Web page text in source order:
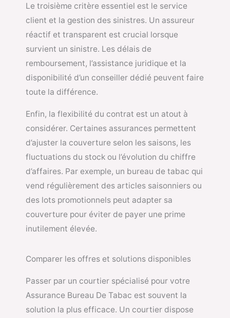
Le troisième critère essentiel est le service
client et la gestion des sinistres. Un assureur
réactif et transparent est crucial lorsque
survient un sinistre. Les délais de
remboursement, l’assistance juridique et la
disponibilité d’un conseiller dédié peuvent faire
toute la différence.
Enfin, la flexibilité du contrat est un atout à
considérer. Certaines assurances permettent
d’ajuster la couverture selon les saisons, les
fluctuations du stock ou l’évolution du chiffre
d’affaires. Par exemple, un bureau de tabac qui
vend régulièrement des articles saisonniers ou
des lots promotionnels peut adapter sa
couverture pour éviter de payer une prime
inutilement élevée.
Comparer les offres et solutions disponibles
Passer par un courtier spécialisé pour votre
Assurance Bureau De Tabac est souvent la
solution la plus efficace. Un courtier dispose